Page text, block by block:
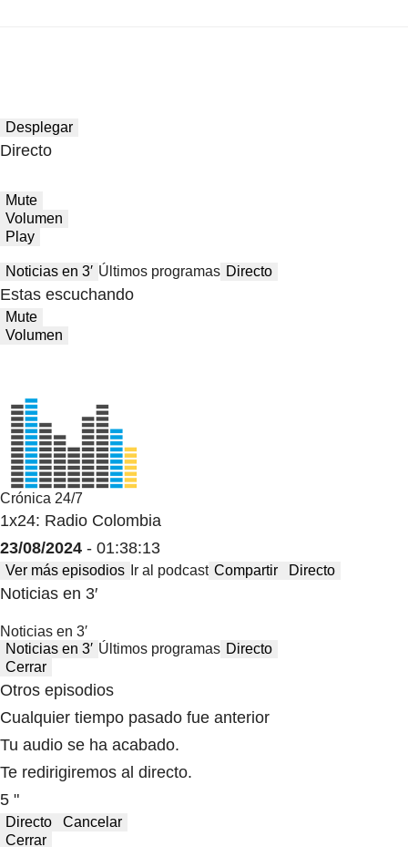
Desplegar
Directo
Mute
Volumen
Play
Noticias en 3′ Últimos programas Directo
Estas escuchando
Mute
Volumen
Crónica 24/7
1x24: Radio Colombia
23/08/2024 - 01:38:13
Ver más episodios Ir al podcast Compartir Directo
Noticias en 3′
Noticias en 3′
Noticias en 3′ Últimos programas Directo
Cerrar
Otros episodios
Cualquier tiempo pasado fue anterior
Tu audio se ha acabado.
Te redirigiremos al directo.
5 "
Directo
Cancelar
Cerrar